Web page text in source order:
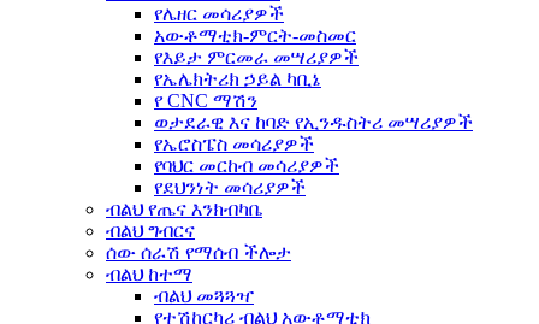
የሌዘር መሳሪያዎች
አውቶማቲክ-ምርት-መስመር
የእይታ ምርመራ መሣሪያዎች
የኤሌክትሪክ ኃይል ካቢኔ
የ CNC ማሽን
ወታደራዊ እና ከባድ የኢንዱስትሪ መሣሪያዎች
የኤሮስፔስ መሳሪያዎች
የባህር መርከብ መሳሪያዎች
የደህንነት መሳሪያዎች
ብልህ የጤና እንክብካቤ
ብልህ ግብርና
ሰው ሰራሽ የማሰብ ችሎታ
ብልህ ከተማ
ብልህ መጓጓዣ
የተሽከርካሪ ብልህ አውቶማቲክ